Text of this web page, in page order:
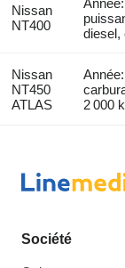
Nissan
NT400
diesel,
Nissan
NT450
ATLAS
2 000
Société